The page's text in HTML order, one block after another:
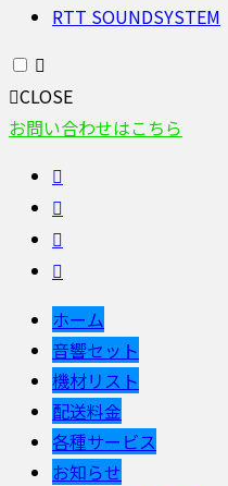
RTT SOUNDSYSTEM
CLOSE
お問い合わせはこちら
ホーム
音響セット
機材リスト
配送料金
各種サービス
お知らせ